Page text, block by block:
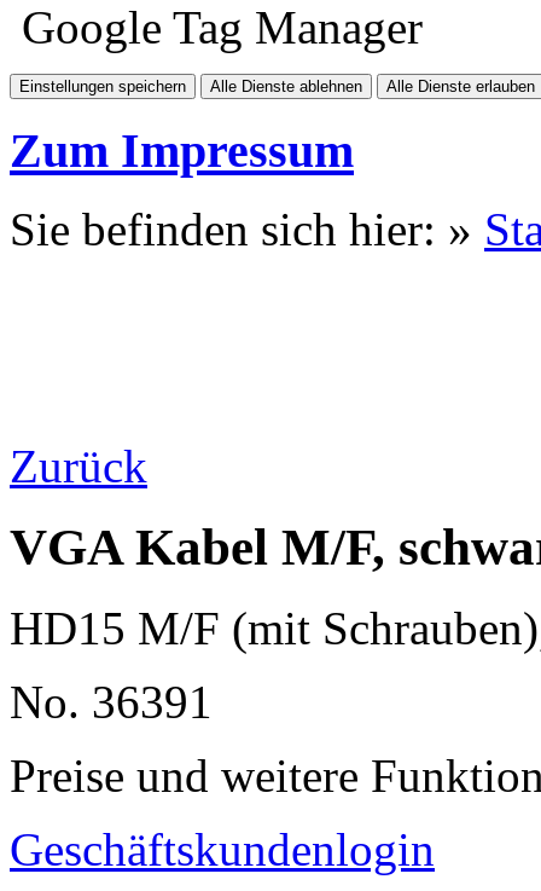
Google Tag Manager
Einstellungen speichern Alle Dienste ablehnen Alle Dienste erlauben
Zum Impressum
Sie befinden sich hier: »
Zurück
VGA Kabel M/F,
HD15 M/F (mit
No. 36391
Preise und weitere
Geschäftskundenlogin